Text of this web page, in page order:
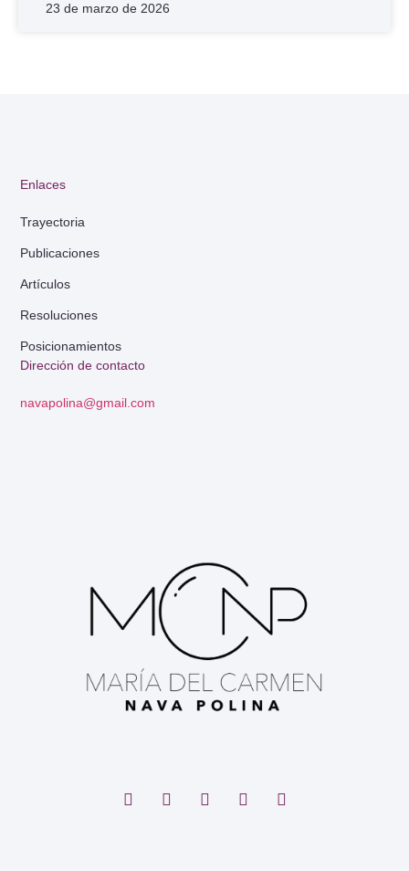
23 de marzo de 2026
Dirección de contacto
navapolina@gmail.com
Enlaces
Trayectoria
Publicaciones
Artículos
Resoluciones
Posicionamientos